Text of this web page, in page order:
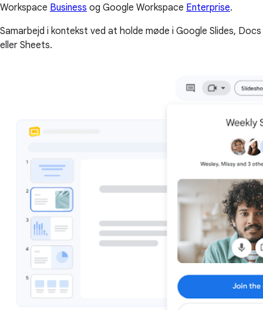
Workspace Business og Google Workspace Enterprise.
Samarbejd i kontekst ved at holde møde i Google Slides, Docs
eller Sheets.